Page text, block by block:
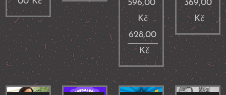
596,00
Kč
628,00
Kč
369,00
Kč